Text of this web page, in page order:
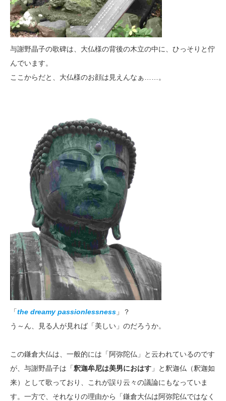
与謝野晶子の歌碑は、大仏様の背後の木立の中に、ひっそりと佇
んでいます。
ここからだと、大仏様のお顔は見えんなぁ……。
「the dreamy passionlessness 」？
う～ん、見る人が見れば「美しい」のだろうか。
この鎌倉大仏は、一般的には「阿弥陀仏」と云われているのです
が、与謝野晶子は「釈迦牟尼は美男におはす 」と釈迦仏（釈迦如
来）として歌っており、これが誤り云々の議論にもなっていま
す。一方で、それなりの理由から「鎌倉大仏は阿弥陀仏ではなく